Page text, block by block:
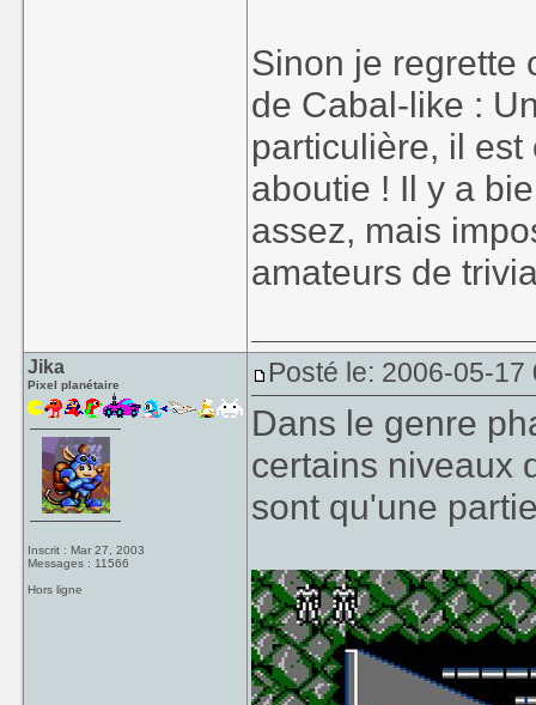
Sinon je regrette
de Cabal-like :
particulière, il
aboutie ! Il y a
assez, mais
amateurs de
Jika
Pixel planétaire
Inscrit : Mar 27, 2003
Messages : 11566
Hors ligne
Posté le: 2006-05-17
Dans le genre
certains niveaux
sont qu'une